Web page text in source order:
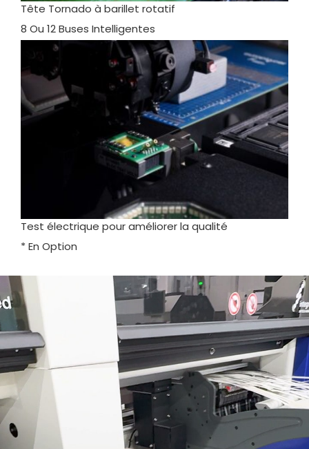
Tête Tornado à barillet rotatif
8 Ou 12 Buses Intelligentes
Test électrique pour améliorer la qualité
* En Option